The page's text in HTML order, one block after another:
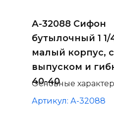
Основные
А-32088 Сифон
бутылочный 1
малый корпус,
выпуском и
40-40
Артикул: А-32088